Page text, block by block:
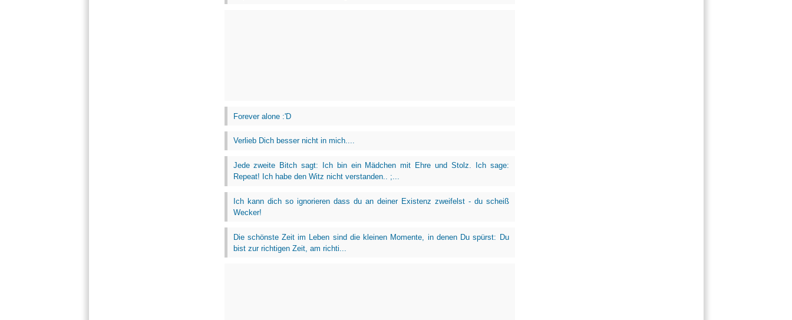
Forever alone :'D
Verlieb Dich besser nicht in mich....
Jede zweite Bitch sagt: Ich bin ein Mädchen mit Ehre und Stolz. Ich sage:
Repeat! Ich habe den Witz nicht verstanden.. ;...
Ich kann dich so ignorieren dass du an deiner Existenz zweifelst - du scheiß
Wecker!
Die schönste Zeit im Leben sind die kleinen Momente, in denen Du spürst: Du
bist zur richtigen Zeit, am richti...